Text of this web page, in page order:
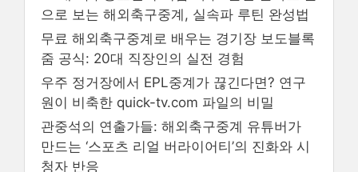
으로 보는 해외축구중계, 실속파 루틴 완성법
무료 해외축구중계로 배우는 경기장 보도블록
줌 공식: 20대 직장인의 실전 경험
우주 정거장에서 EPL중계가 끊긴다면? 연구
원이 비축한 quick-tv.com 파일의 비밀
관중석의 연출가들: 해외축구중계 유튜버가
만드는 ‘스포츠 리얼 버라이어티’의 진화와 시
청자 반응